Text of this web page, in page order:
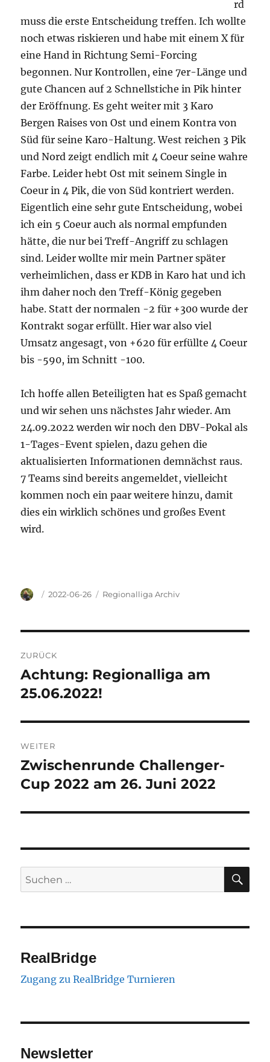
rd
muss die erste Entscheidung treffen. Ich wollte
noch etwas riskieren und habe mit einem X für
eine Hand in Richtung Semi-Forcing
begonnen. Nur Kontrollen, eine 7er-Länge und
gute Chancen auf 2 Schnellstiche in Pik hinter
der Eröffnung. Es geht weiter mit 3 Karo
Bergen Raises von Ost und einem Kontra von
Süd für seine Karo-Haltung. West reichen 3 Pik
und Nord zeigt endlich mit 4 Coeur seine wahre
Farbe. Leider hebt Ost mit seinem Single in
Coeur in 4 Pik, die von Süd kontriert werden.
Eigentlich eine sehr gute Entscheidung, wobei
ich ein 5 Coeur auch als normal empfunden
hätte, die nur bei Treff-Angriff zu schlagen
sind. Leider wollte mir mein Partner später
verheimlichen, dass er KDB in Karo hat und ich
ihm daher noch den Treff-König gegeben
habe. Statt der normalen -2 für +300 wurde der
Kontrakt sogar erfüllt. Hier war also viel
Umsatz angesagt, von +620 für erfüllte 4 Coeur
bis -590, im Schnitt -100.
Ich hoffe allen Beteiligten hat es Spaß gemacht
und wir sehen uns nächstes Jahr wieder. Am
24.09.2022 werden wir noch den DBV-Pokal als
1-Tages-Event spielen, dazu gehen die
aktualisierten Informationen demnächst raus.
7 Teams sind bereits angemeldet, vielleicht
kommen noch ein paar weitere hinzu, damit
dies ein wirklich schönes und großes Event
wird.
Autor
Veröffentlicht
2022-06-26 Kategorien
Regionalliga Archiv
ZURÜCK
Vorheriger
Beitrag:
Achtung: Regionalliga am
25.06.2022!
WEITER
Nächster
Beitrag:
Zwischenrunde Challenger-
Cup 2022 am 26. Juni 2022
Suchen
nach:
RealBridge
Zugang zu RealBridge Turnieren
Newsletter